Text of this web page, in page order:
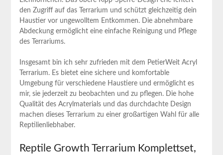
den⁣ Zugriff auf⁢ das Terrarium und schützt gleichzeitig dein‍
Haustier vor ungewolltem Entkommen. Die abnehmbare
Abdeckung ⁢ermöglicht eine einfache Reinigung und Pflege
des Terrariums.
Insgesamt‍ bin ich sehr zufrieden mit dem PetierWeit Acryl
Terrarium. Es bietet eine sichere und komfortable
Umgebung für verschiedene Haustiere und⁣ ermöglicht es
mir, sie jederzeit ⁤zu beobachten und zu pflegen.⁤ Die hohe
Qualität ‌des Acrylmaterials und das durchdachte Design​
machen dieses Terrarium zu einer großartigen Wahl für alle
Reptilienliebhaber.
Reptile Growth‍ Terrarium ‌Komplettset,